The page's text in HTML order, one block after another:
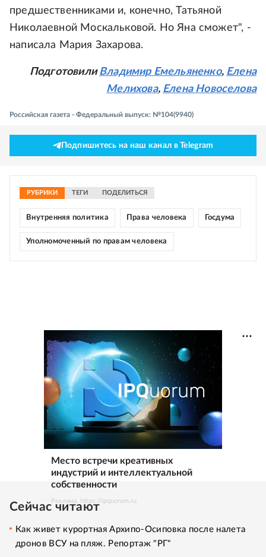
предшественниками и, конечно, Татьяной
Николаевной Москальковой. Но Яна сможет", -
написала Мария Захарова.
ПодготовилиВладимир Емельяненко, Елена
Мелихова, Елена Новоселова
Российская газета - Федеральный выпуск: №104(9940)
Подпишитесь на наш канал в Telegram
РУБРИКИ ТЕГИ ПОДЕЛИТЬСЯ
Внутренняя политика Права человека Госдума
Уполномоченный по правам человека
Место встречи креативных
индустрий и интеллектуальной
собственности
Реклама. https://ipquorum.ru
Сейчас читают
Как живет курортная Архипо-Осиповка после налета
дронов ВСУ на пляж. Репортаж "РГ"